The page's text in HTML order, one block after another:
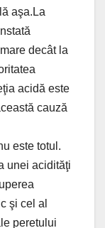
aşa.La
decât la
acidă este
cauză
este totul.
unei acidităţi
şi cel al
peretului